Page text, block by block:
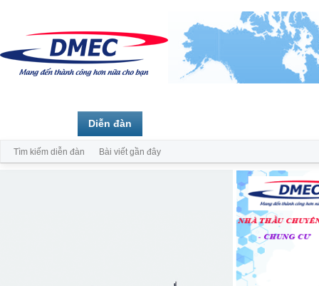
Diễn đàn
Tìm kiếm diễn đàn Bài viết gần đây